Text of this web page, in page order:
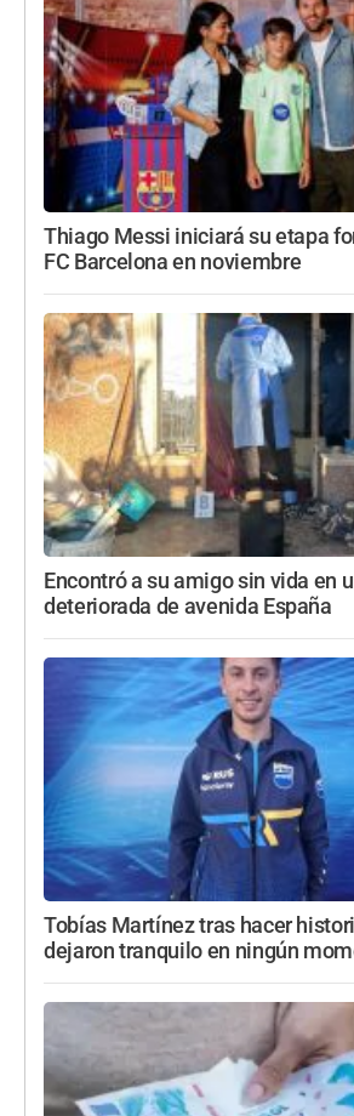
Thiago Messi iniciará su etapa
FC Barcelona en noviembre
Encontró a su amigo sin vida en
deteriorada de avenida España
Tobías Martínez tras hacer
dejaron tranquilo en ningún